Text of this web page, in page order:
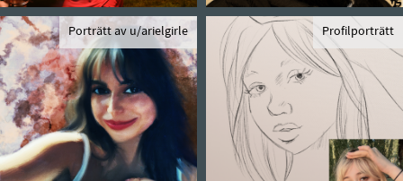
Porträtt av u/arielgirle Profilporträtt